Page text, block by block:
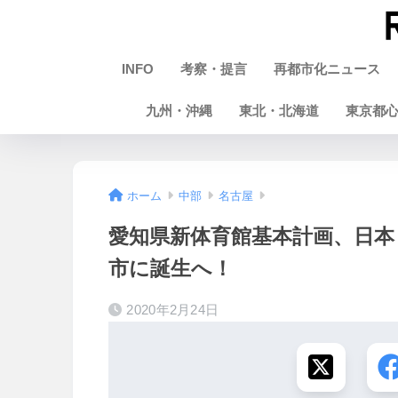
INFO 考察・提言 再都市化ニュース
九州・沖縄 東北・北海道 東京都心
ホーム 中部 名古屋
愛知県新体育館基本計画、日
市に誕生へ！
2020年2月24日